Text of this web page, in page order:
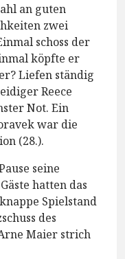
an guten
zwei
schoss der
köpfte er
Liefen ständig
Reece
Not. Ein
war die
(28.).
seine
hatten das
Spielstand
des
Maier strich